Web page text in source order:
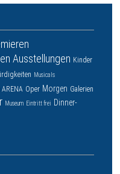
Ausstellungen Kinder
Musicals
Oper Morgen Galerien
Museum Eintritt frei
Dinner-